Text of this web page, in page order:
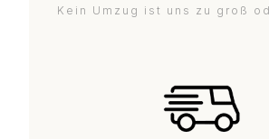
Kein Umzug ist uns zu groß